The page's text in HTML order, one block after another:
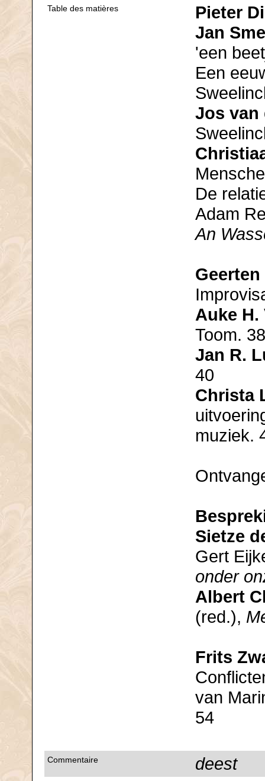
Table des matières
Pieter
Jan
'een
Een
Jos van
De
Adam
An
Auke H.
Toom. 38
Jan R.
40
Christa
muziek.
Sietze
Gert
onder
Albert
(red.),
Frits
van
54
Commentaire deest